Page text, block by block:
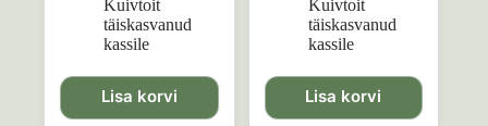
Kuivtoit
täiskasvanud
kassile
Lisa korvi
Kuivtoit
täiskasvanud
kassile
Lisa korvi